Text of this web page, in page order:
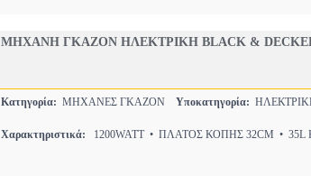
ΜΗΧΑΝΗ ΓΚΑΖΟΝ ΗΛΕΚΤΡΙΚΗ BLACK & DECKER
Κατηγορία: ΜΗΧΑΝΕΣ ΓΚΑΖΟΝ Υποκατηγορία:
Χαρακτηριστικά: 1200WATT • ΠΛΑΤΟΣ ΚΟΠΗΣ 32CM •